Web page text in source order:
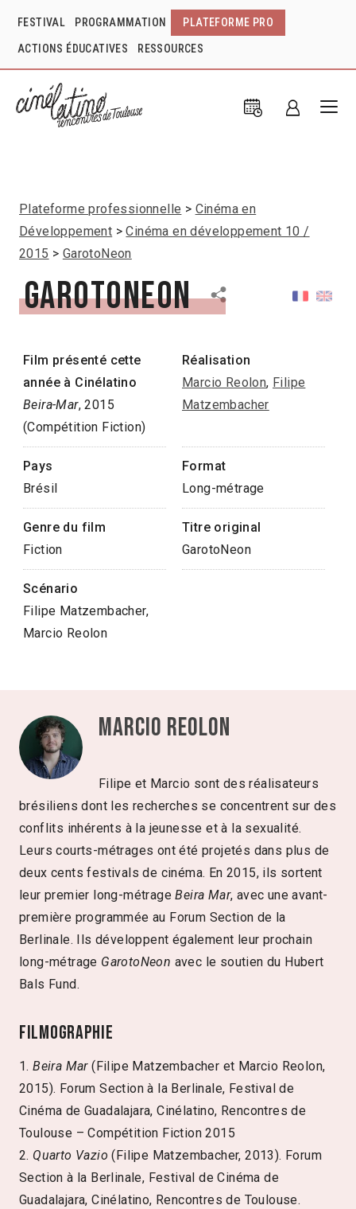
FESTIVAL PROGRAMMATION PLATEFORME PRO
ACTIONS ÉDUCATIVES RESSOURCES
Plateforme professionnelle
Cinéma en
Développement
Cinéma en développement 10 /
2015
GarotoNeon
GarotoNeon
Film présenté cette
année à Cinélatino
Beira-Mar, 2015
(Compétition Fiction)
Réalisation
Marcio Reolon, Filipe
Matzembacher
Pays
Brésil
Format
Long-métrage
Genre du film
Fiction
Titre original
GarotoNeon
Scénario
Filipe Matzembacher,
Marcio Reolon
Marcio Reolon
Filipe et Marcio sont des réalisateurs
brésiliens dont les recherches se concentrent sur des
conflits inhérents à la jeunesse et à la sexualité.
Leurs courts-métrages ont été projetés dans plus de
deux cents festivals de cinéma. En 2015, ils sortent
leur premier long-métrageBeira Mar, avec une avant-
première programmée au Forum Section de la
Berlinale. Ils développent également leur prochain
long-métrage GarotoNeon avec le soutien du Hubert
Bals Fund.
Filmographie
1.Beira Mar(Filipe Matzembacher et Marcio Reolon,
2015). Forum Section à la Berlinale, Festival de
Cinéma de Guadalajara, Cinélatino, Rencontres de
Toulouse – Compétition Fiction 2015
2. Quarto Vazio (Filipe Matzembacher, 2013). Forum
Section à la Berlinale, Festival de Cinéma de
Guadalajara, Cinélatino, Rencontres de Toulouse.